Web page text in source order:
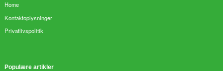
Home
Kontaktoplysninger
Privatlivspolitik
Populære artikler